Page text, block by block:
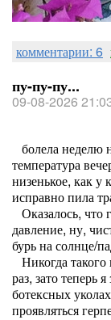
комментарии: 6
пу-пу-пу...
09-08-2026
болела неделю
температура
низенькое, как у
исправно пила
Оказалось, что
давление, ну,
бурь на солнце/
Никогда
раз, зато теперь
ботексных
проявляться